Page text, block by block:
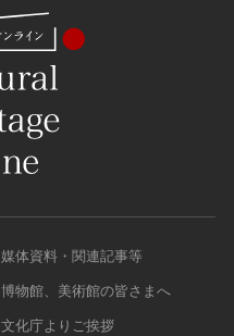
媒体資料・関連記事等
博物館、美術館の皆さまへ
文化庁よりご挨拶